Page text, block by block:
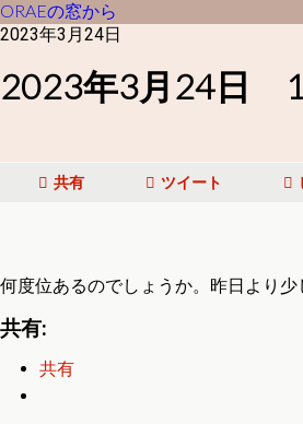
ORAEの窓から
2023年3月24日
2023年3月24日
共有 ツイート
何度位あるのでしょうか。昨日より少
共有:
共有